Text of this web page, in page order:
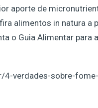
aporte de
alimentos in natura a
o Guia Alimentar para
4-verdades-sobre-